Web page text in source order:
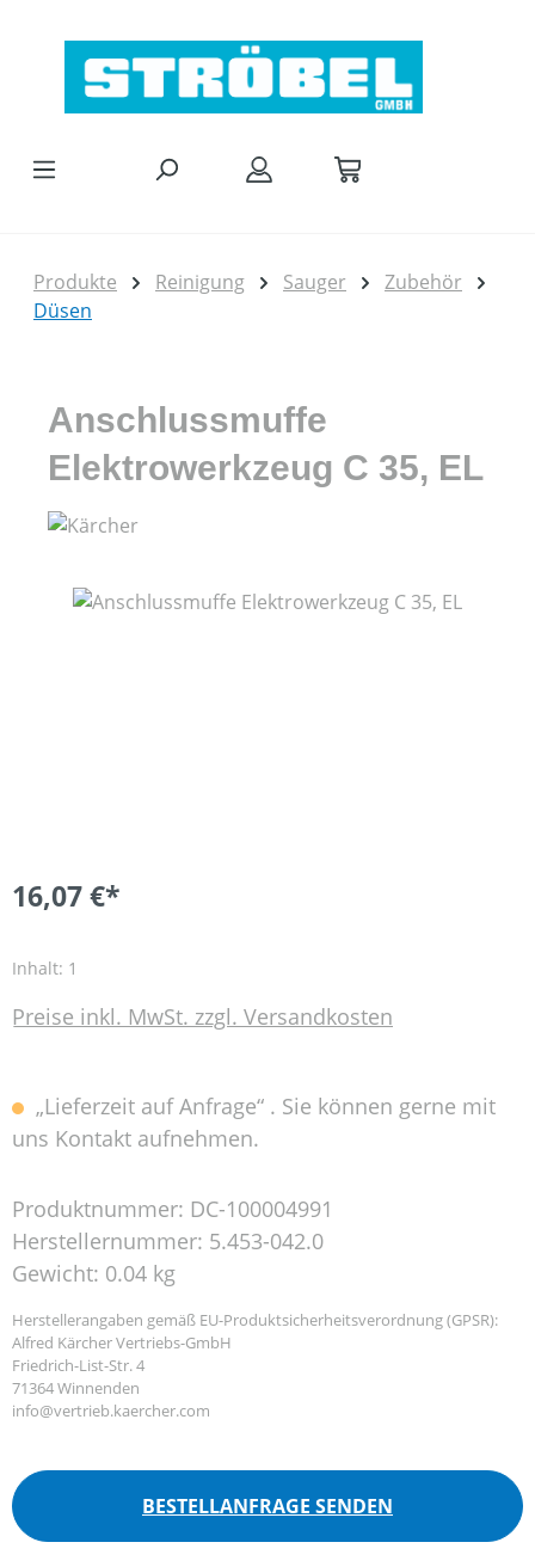
Produkte Reinigung Sauger
Zubehör
Düsen
Anschlussmuffe
Elektrowerkzeug C 35, EL
Bildergalerie überspringen
16,07 €*
Inhalt: 1
Preise inkl. MwSt. zzgl. Versandkosten
„Lieferzeit auf Anfrage“ . Sie können gerne mit
uns Kontakt aufnehmen.
Produktnummer: DC-100004991
Herstellernummer: 5.453-042.0
Gewicht: 0.04 kg
Herstellerangaben gemäß EU-Produktsicherheitsverordnung (GPSR):
Alfred Kärcher Vertriebs-GmbH
Friedrich-List-Str. 4
71364 Winnenden
info@vertrieb.kaercher.com
BESTELLANFRAGE SENDEN